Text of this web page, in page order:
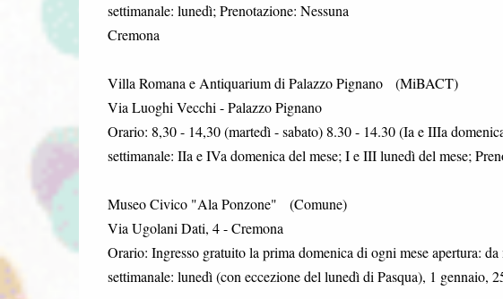
settimanale: lunedì; Prenotazione: Nessuna
Cremona
Villa Romana e Antiquarium di Palazzo Pignano (MiBACT)
Via Luoghi Vecchi - Palazzo Pignano
Orario: 8,30 - 14,30 (martedì - sabato) 8.30 - 14.30 (Ia e IIIa
settimanale: IIa e IVa domenica del mese; I e III lunedì del mese;
Museo Civico "Ala Ponzone" (Comune)
Via Ugolani Dati, 4 - Cremona
Orario: Ingresso gratuito la prima domenica di ogni mese apertura:
settimanale: lunedì (con eccezione del lunedì di Pasqua), 1 gennaio,